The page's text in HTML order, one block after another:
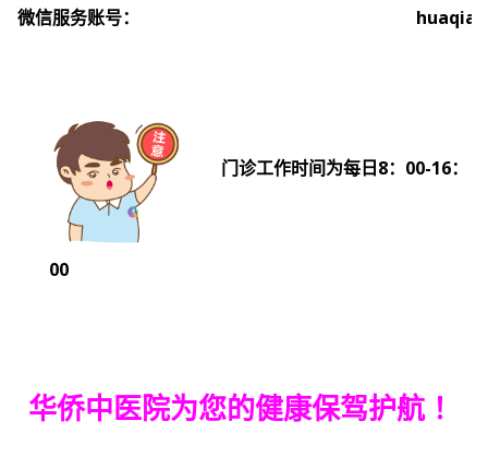
微信服务账号：
门诊工作时间为每日8：00-16：
00
华侨中医院为您的健康保驾护航 ！